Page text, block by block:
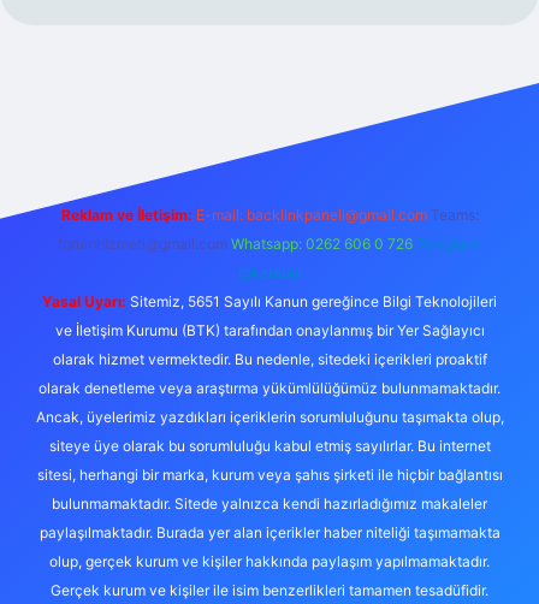
Reklam ve İletişim: E-mail: backlinkpaneli@gmail.com Teams:
forumhizmeti@gmail.com Whatsapp: 0262 606 0 726 Telegram:
@karabul
Yasal Uyarı: Sitemiz, 5651 Sayılı Kanun gereğince Bilgi Teknolojileri
ve İletişim Kurumu (BTK) tarafından onaylanmış bir Yer Sağlayıcı
olarak hizmet vermektedir. Bu nedenle, sitedeki içerikleri proaktif
olarak denetleme veya araştırma yükümlülüğümüz bulunmamaktadır.
Ancak, üyelerimiz yazdıkları içeriklerin sorumluluğunu taşımakta olup,
siteye üye olarak bu sorumluluğu kabul etmiş sayılırlar. Bu internet
sitesi, herhangi bir marka, kurum veya şahıs şirketi ile hiçbir bağlantısı
bulunmamaktadır. Sitede yalnızca kendi hazırladığımız makaleler
paylaşılmaktadır. Burada yer alan içerikler haber niteliği taşımamakta
olup, gerçek kurum ve kişiler hakkında paylaşım yapılmamaktadır.
Gerçek kurum ve kişiler ile isim benzerlikleri tamamen tesadüfidir.